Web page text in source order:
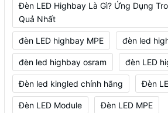
Đèn LED Highbay Là Gì? Ứng Dụng
Quả Nhất
đèn LED highbay MPE đèn led
đèn led highbay osram đèn LED
Đèn led kingled chính hãng Đèn
Đèn LED Module Đèn LED MPE